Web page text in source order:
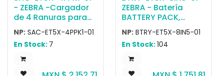
V75.20.14Z or later.
(BT4.2 unavailable
on ZT111, ZT211, ZT231)
- ZEBRA -Cargador
de 4 Ranuras para
Baterías PowerPack
Zebra - PWR-
BGA12V50W0WW, DC
Cord CBL-DC-
NP: SAC-ET5X-4PPK1-01
En Stock: 7
ZEBRA - Batería
BATTERY PACK,
LITHIUM POLYMER,
6440 MAHR / 3.8 V /
24.4 WHR, ET51 OR
ET56 8 ANDROID
NP: BTRY-ET5X-8IN5-01
En Stock:104